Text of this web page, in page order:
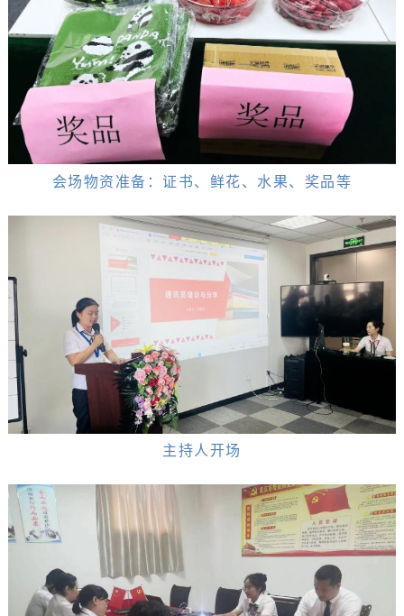
会场物资准备：证书、鲜花、水果、奖品等
主持人开场